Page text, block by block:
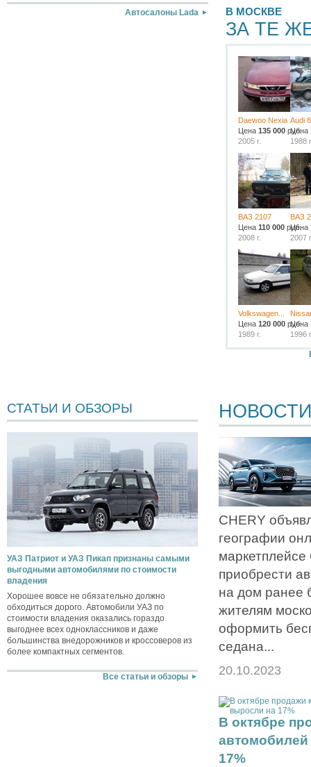
Автосалоны Lada В МОСКВЕ
ЗА ТЕ
Daewoo Nexia
Цена 135 000 руб.
2005 г.
Audi
Цена
1988
ВАЗ 2107
Цена 110 000 руб.
2008 г.
ВАЗ
Цена
2007
Volkswagen...
Цена 120 000 руб.
1989 г.
Цена
1996
СТАТЬИ И ОБЗОРЫ
УАЗ Патриот и УАЗ Пикап признаны самыми
выгодными автомобилями по стоимости
владения
Хорошее вовсе не обязательно должно
обходиться дорого. Автомобили УАЗ по
стоимости владения оказались гораздо
выгоднее всех одноклассников и даже
большинства внедорожников и кроссоверов из
более компактных сегментов.
Все статьи и обзоры
НОВОСТИ
CHERY
географии
приобрести
на дом ранее
жителям
оформить
седана...
20.10.2023
В октябре
17%